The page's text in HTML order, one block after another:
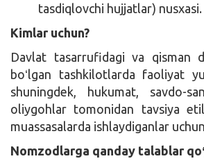
tasdiqlovchi hujjatlar) nusxasi.
Kimlar uchun?
Davlat tasarrufidagi va qisman
boʻlgan tashkilotlarda faoliyat
shuningdek, hukumat, savdo-
oliygohlar tomonidan tavsiya
muassasalarda ishlaydiganlar
Nomzodlarga qanday talablar